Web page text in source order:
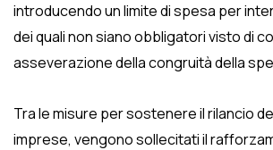
introducendo un limite di spesa per
dei quali non siano obbligatori visto di
asseverazione della congruità della
Tra le misure per sostenere il rilancio
imprese, vengono sollecitati il